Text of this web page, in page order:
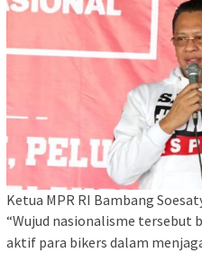
Ketua MPR RI Bambang
“Wujud nasionalisme tersebut
aktif para bikers dalam